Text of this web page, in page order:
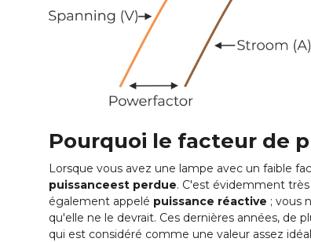
Pourquoi le facteur de
Lorsque vous avez une lampe avec un faible
puissanceest perdue. C'est évidemment
également appelé puissance réactive ; vous
qu'elle ne le devrait. Ces dernières années, de
qui est considéré comme une valeur assez